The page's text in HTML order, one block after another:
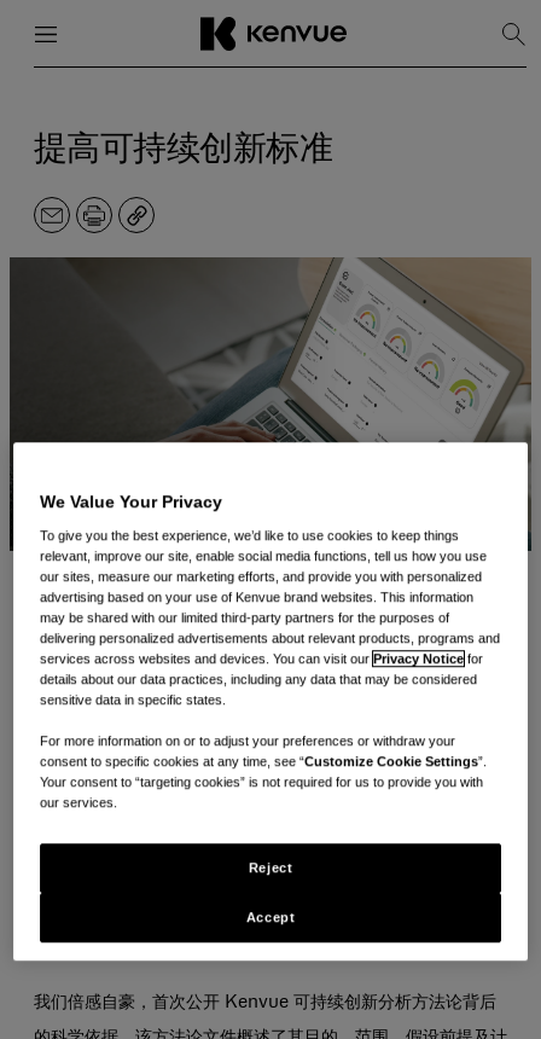
显
示
提高可持续创新标准
电
打
副
在产品开发方面，实时决策需要实时数据——而在环境数据方
面，这通常意味着需要从数千个数据集中筛选整合，形成清晰可
读的分析结果，以便产品开发人员能够轻松评估。这正是
Kenvue 开发的可持续创新分析
于专利申请阶段，以科学为基础，旨在为决策提供支持。
该分析工具旨在支持产品设计周期中的环境绩效评估，最初已在
新流程之中。该工具还助力我们践行 Healthy Lives Mission
中的一项承诺：到 2030 年，确保 75% 的新产品开发能够证明
其环境绩效得到了改善。
我们倍感自豪，首次公开 Kenvue 可持续创新分析方法论背后
We Value Your Privacy
To give you the best experience, we’d like to use cookies to keep things
relevant, improve our site, enable social media functions, tell us how you use
our sites, measure our marketing efforts, and provide you with personalized
advertising based on your use of Kenvue brand websites. This information
may be shared with our limited third-party partners for the purposes of
delivering personalized advertisements about relevant products, programs and
services across websites and devices. You can visit our Privacy Notice for
details about our data practices, including any data that may be considered
sensitive data in specific states.
For more information on or to adjust your preferences or withdraw your
consent to specific cookies at any time, see “Customize Cookie Settings”.
Your consent to “targeting cookies” is not required for us to provide you with
our services.
Reject
Accept